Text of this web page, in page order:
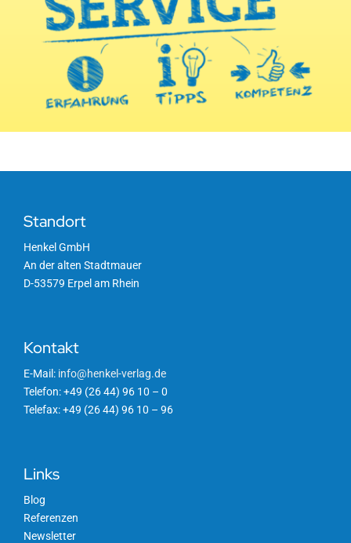
Standort
Henkel GmbH
An der alten Stadtmauer
D-53579 Erpel am Rhein
Kontakt
E-Mail: info@henkel-verlag.de
Telefon: +49 (26 44) 96 10 – 0
Telefax: +49 (26 44) 96 10 – 96
Links
Blog
Referenzen
Newsletter